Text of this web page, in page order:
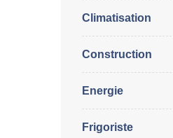
Climatisation
Construction
Energie
Frigoriste